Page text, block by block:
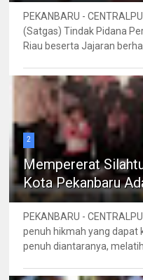
PEKANBARU -
(Satgas) Tindak Pidana
Riau beserta Jajaran
2
Mempererat
Kota Pekanbaru
PEKANBARU -
penuh hikmah yang dapat
penuh diantaranya, melatih